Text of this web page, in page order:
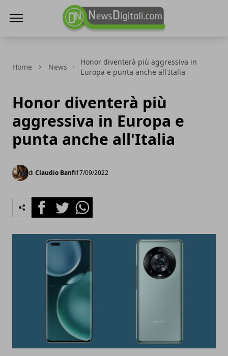
Home News
Honor diventerà più aggressiva in
Europa e punta anche all'Italia
Honor diventerà più
aggressiva in Europa e
punta anche all'Italia
di Claudio Banfi17/09/2022
FacebookTwitterWhatsapp